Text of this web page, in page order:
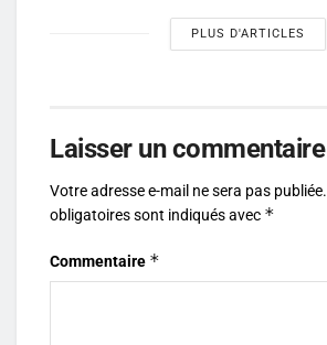
PLUS D'ARTICLES
Laisser un commentaire
Votre adresse e-mail ne sera pas publiée.
obligatoires sont indiqués avec *
Commentaire *